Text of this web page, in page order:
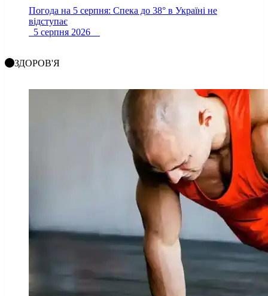
Погода на 5 серпня: Спека до 38° в Україні не
відступає
5 серпня 2026
ЗДОРОВ'Я